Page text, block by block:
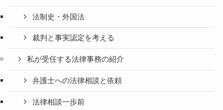
法制史・外国法
裁判と事実認定を考える
私が受任する法律事務の紹介
弁護士への法律相談と依頼
法律相談一歩前